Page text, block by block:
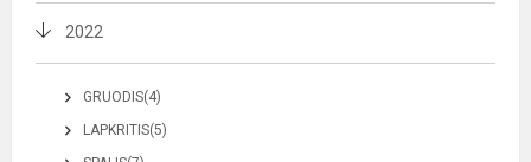
2022
GRUODIS(4)
LAPKRITIS(5)